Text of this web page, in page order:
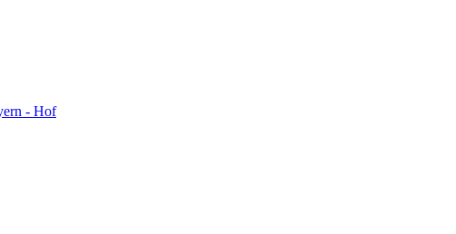
- Hof